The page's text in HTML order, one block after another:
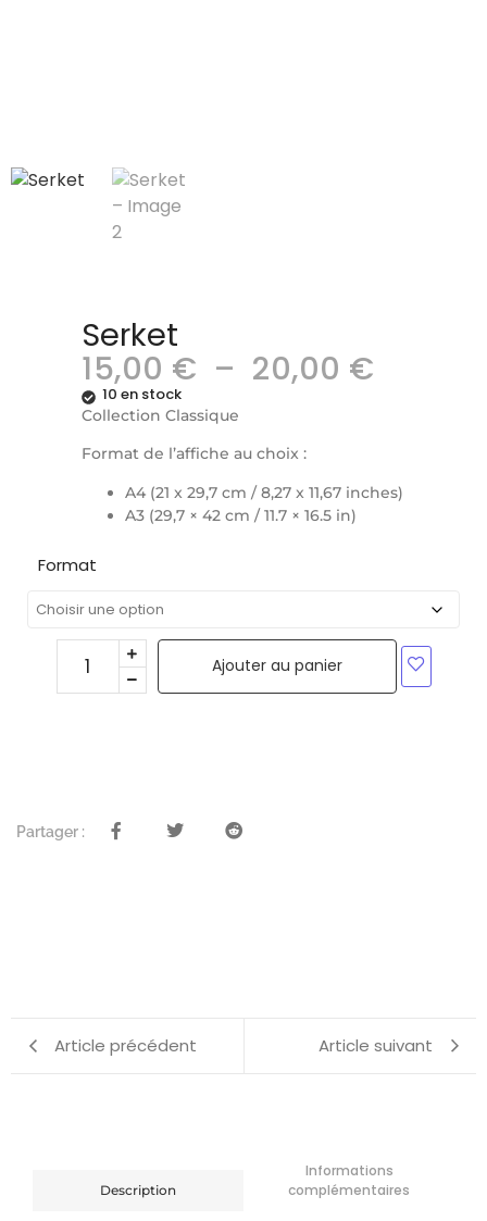
Serket
15,00 € – 20,00 €
10 en stock
Collection Classique
Format de l’affiche au choix :
A4 (21 x 29,7 cm / 8,27 x 11,67 inches)
A3 (29,7 × 42 cm / 11.7 × 16.5 in)
Format
Ajouter au panier
Partager :
Article précédent Article suivant
Description
Informations
complémentaires